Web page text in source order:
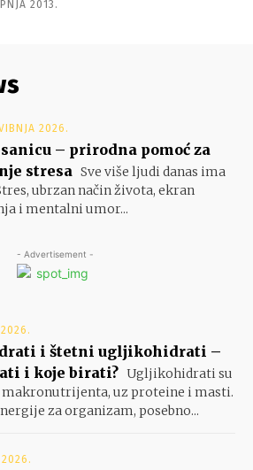
2013.
2026.
– prirodna pomoć za
stresa Sve više ljudi danas ima
ubrzan način života, ekran
i mentalni umor...
- Advertisement -
2026.
i štetni ugljikohidrati –
i koje birati? Ugljikohidrati su
makronutrijenta, uz proteine i masti.
za organizam, posebno...
2026.